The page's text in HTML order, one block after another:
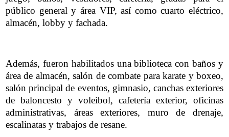
público general y área VIP, así como cuarto eléctrico,
almacén, lobby y fachada.
Además, fueron habilitados una biblioteca con baños y
área de almacén, salón de combate para karate y boxeo,
salón principal de eventos, gimnasio, canchas exteriores
de baloncesto y voleibol, cafetería exterior, oficinas
administrativas, áreas exteriores, muro de drenaje,
escalinatas y trabajos de resane.